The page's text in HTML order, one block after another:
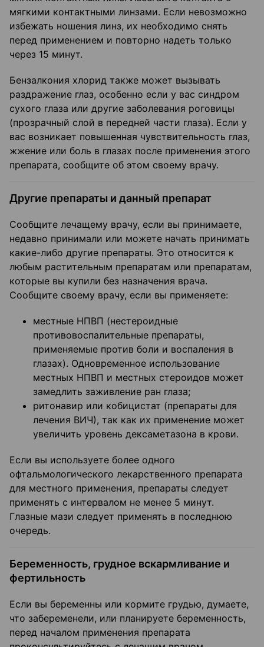
мягкими контактными линзами. Если невозможно
избежать ношения линз, их необходимо снять
перед применением и повторно надеть только
через 15 минут.
Бензалкония хлорид также может вызывать
раздражение глаз, особенно если у вас синдром
сухого глаза или другие заболевания роговицы
(прозрачный слой в передней части глаза). Если у
вас возникает повышенная чувствительность глаз,
жжение или боль в глазах после применения этого
препарата, сообщите об этом своему врачу.
Другие препараты и данный препарат
Сообщите лечащему врачу, если вы принимаете,
недавно принимали или можете начать принимать
какие-либо другие препараты. Это относится к
любым растительным препаратам или препаратам,
которые вы купили без назначения врача.
Сообщите своему врачу, если вы применяете:
местные НПВП (нестероидные
противовоспалительные препараты,
применяемые против боли и воспаления в
глазах). Одновременное использование
местных НПВП и местных стероидов может
замедлить заживление ран глаза;
ритонавир или кобицистат (препараты для
лечения ВИЧ), так как их применение может
увеличить уровень дексаметазона в крови.
Если вы используете более одного
офтальмологического лекарственного препарата
для местного применения, препараты следует
применять с интервалом не менее 5 минут.
Глазные мази следует применять в последнюю
очередь.
Беременность, грудное вскармливание и
фертильность
Если вы беременны или кормите грудью, думаете,
что забеременели, или планируете беременность,
перед началом применения препарата